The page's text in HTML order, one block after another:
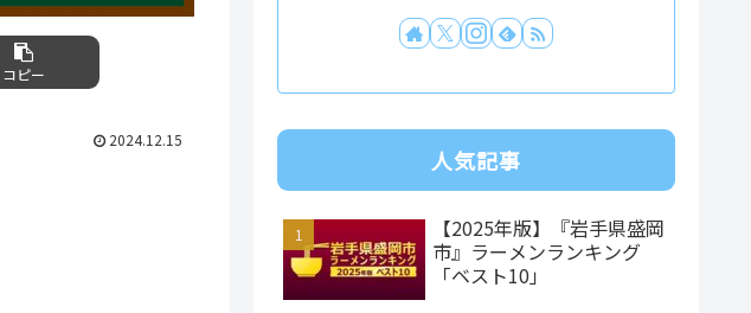
コピー
2024.12.15
人気記事
【2025年版】『岩手県盛岡
市』ラーメンランキング
「ベスト10」